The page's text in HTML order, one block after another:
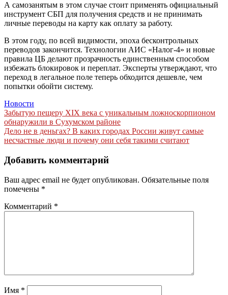
А самозанятым в этом случае стоит применять официальный
инструмент СБП для получения средств и не принимать
личные переводы на карту как оплату за работу.
В этом году, по всей видимости, эпоха бесконтрольных
переводов закончится. Технологии АИС «Налог-4» и новые
правила ЦБ делают прозрачность единственным способом
избежать блокировок и переплат. Эксперты утверждают, что
переход в легальное поле теперь обходится дешевле, чем
попытки обойти систему.
Новости
Навигация
по
записям
Забытую пещеру XIX века с уникальным ложноскорпионом
обнаружили в Сухумском районе
Дело не в деньгах? В каких городах России живут самые
несчастные люди и почему они себя такими считают
Добавить комментарий
Ваш адрес email не будет опубликован. Обязательные поля
помечены *
Комментарий *
Имя *